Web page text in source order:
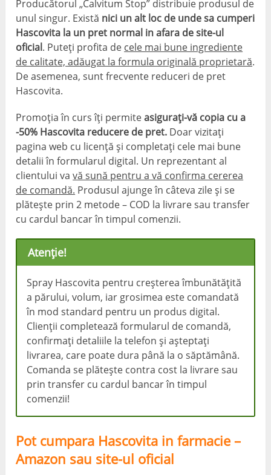
Producătorul „Calvitum Stop” distribuie produsul de
unul singur. Există nici un alt loc de unde sa cumperi
Hascovita la un pret normal in afara de site-ul
oficial. Puteți profita de cele mai bune ingrediente
de calitate, adăugat la formula originală proprietară.
De asemenea, sunt frecvente reduceri de pret
Hascovita.
Promoția în curs îți permiteasigurați-vă copia cu a
-50% Hascovita reducere de pret. Doar vizitați
pagina web cu licență și completați cele mai bune
detalii în formularul digital. Un reprezentant al
clientului vavă sună pentru a vă confirma cererea
de comandă. Produsul ajunge în câteva zile și se
plătește prin 2 metode – COD la livrare sau transfer
cu cardul bancar în timpul comenzii.
Atenţie!
Spray Hascovita pentru creșterea îmbunătățită
a părului, volum, iar grosimea este comandată
în mod standard pentru un produs digital.
Clienții completează formularul de comandă,
confirmați detaliile la telefon și așteptați
livrarea, care poate dura până la o săptămână.
Comanda se plătește contra cost la livrare sau
prin transfer cu cardul bancar în timpul
comenzii!
Pot cumpara Hascovita in farmacie –
Amazon sau site-ul oficial